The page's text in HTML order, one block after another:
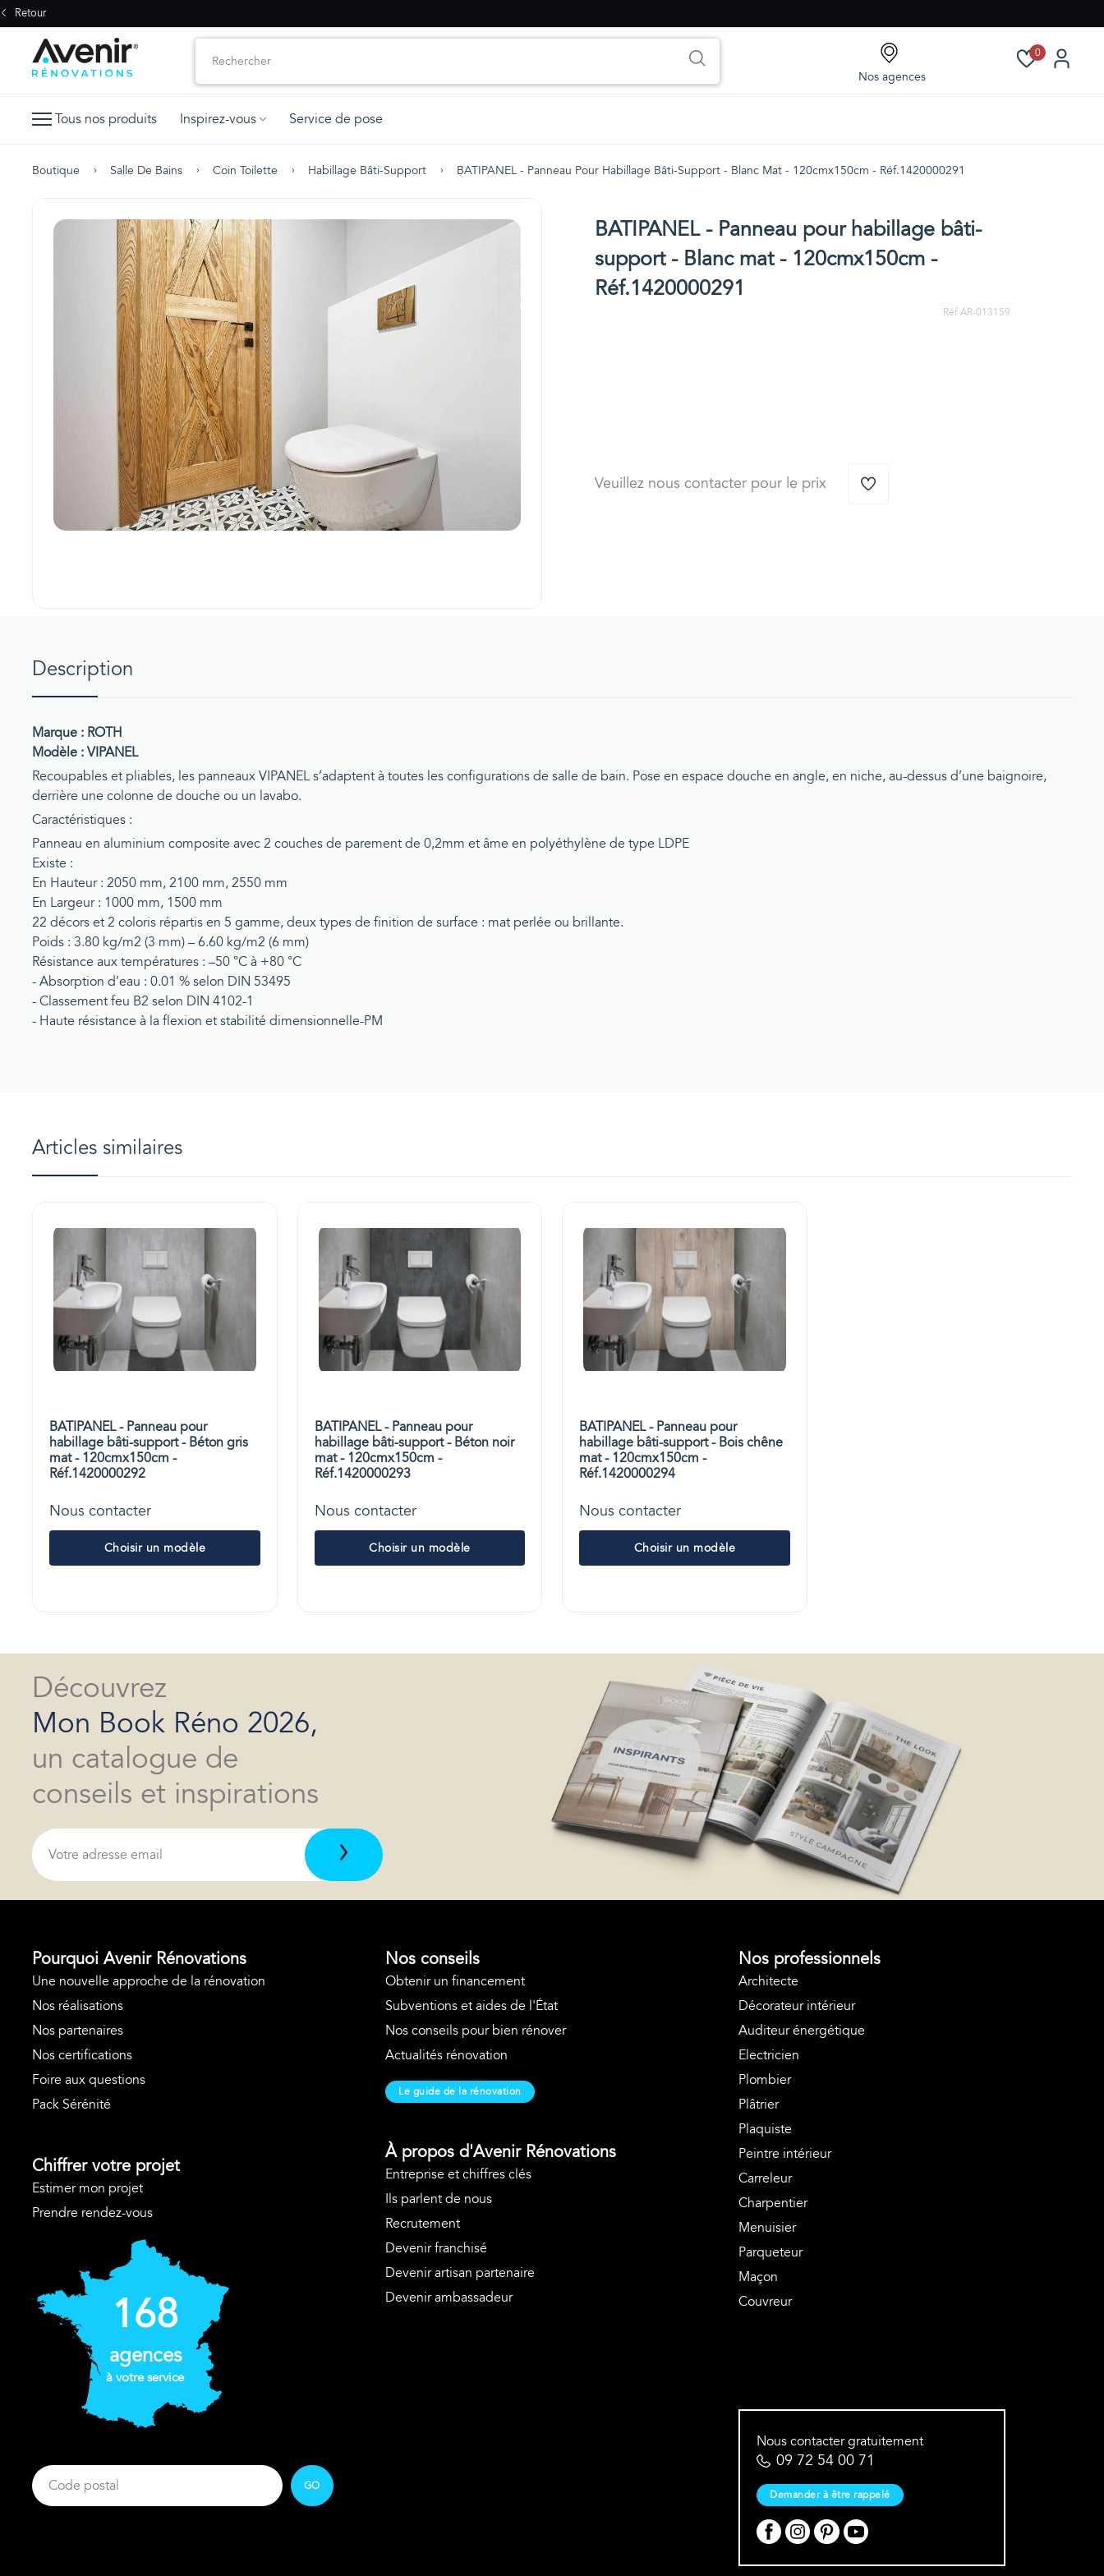
Retour
Nos agences
0
Tous nos produits Inspirez-vous Service de pose
Boutique Salle De Bains Coin Toilette Habillage Bâti-Support BATIPANEL - Panneau Pour Habillage Bâti-Support - Blanc Mat - 120cmx150cm - Réf.1420000291
BATIPANEL - Panneau pour habillage bâti-
support - Blanc mat - 120cmx150cm -
Réf.1420000291
Réf AR-013159
Veuillez nous contacter pour le prix
Description
Marque : ROTH
Modèle : VIPANEL
Recoupables et pliables, les panneaux VIPANEL s’adaptent à toutes les configurations de salle de bain. Pose en espace douche en angle, en niche, au-dessus d’une baignoire,
derrière une colonne de douche ou un lavabo.
Caractéristiques :
Panneau en aluminium composite avec 2 couches de parement de 0,2mm et âme en polyéthylène de type LDPE
Existe :
En Hauteur : 2050 mm, 2100 mm, 2550 mm
En Largeur : 1000 mm, 1500 mm
22 décors et 2 coloris répartis en 5 gamme, deux types de finition de surface : mat perlée ou brillante.
Poids : 3.80 kg/m2 (3 mm) – 6.60 kg/m2 (6 mm)
Résistance aux températures : –50 °C à +80 °C
- Absorption d’eau : 0.01 % selon DIN 53495
- Classement feu B2 selon DIN 4102-1
- Haute résistance à la flexion et stabilité dimensionnelle-PM
Articles similaires
BATIPANEL - Panneau pour
habillage bâti-support - Béton gris
mat - 120cmx150cm -
Réf.1420000292
Nous contacter
Choisir un modèle
BATIPANEL - Panneau pour
habillage bâti-support - Béton noir
mat - 120cmx150cm -
Réf.1420000293
Nous contacter
Choisir un modèle
BATIPANEL - Panneau pour
habillage bâti-support - Bois chêne
mat - 120cmx150cm -
Réf.1420000294
Nous contacter
Choisir un modèle
Découvrez
Mon Book Réno 2026,
un catalogue de
conseils et inspirations
Pourquoi Avenir Rénovations
Une nouvelle approche de la rénovation
Nos réalisations
Nos partenaires
Nos certifications
Foire aux questions
Pack Sérénité
Chiffrer votre projet
Estimer mon projet
Prendre rendez-vous
168
agences
à votre service
GO
Nos conseils
Obtenir un financement
Subventions et aides de l'État
Nos conseils pour bien rénover
Actualités rénovation
Le guide de la rénovation
À propos d'Avenir Rénovations
Entreprise et chiffres clés
Ils parlent de nous
Recrutement
Devenir franchisé
Devenir artisan partenaire
Devenir ambassadeur
Nos professionnels
Architecte
Décorateur intérieur
Auditeur énergétique
Electricien
Plombier
Plâtrier
Plaquiste
Peintre intérieur
Carreleur
Charpentier
Menuisier
Parqueteur
Maçon
Couvreur
Nous contacter gratuitement
09 72 54 00 71
Demander à être rappelé